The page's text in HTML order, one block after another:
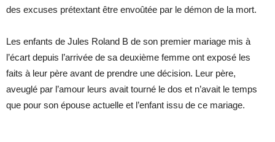
des excuses prétextant être envoûtée par le démon de la mort.
Les enfants de Jules Roland B de son premier mariage mis à
l’écart depuis l’arrivée de sa deuxième femme ont exposé les
faits à leur père avant de prendre une décision. Leur père,
aveuglé par l’amour leurs avait tourné le dos et n’avait le temps
que pour son épouse actuelle et l’enfant issu de ce mariage.